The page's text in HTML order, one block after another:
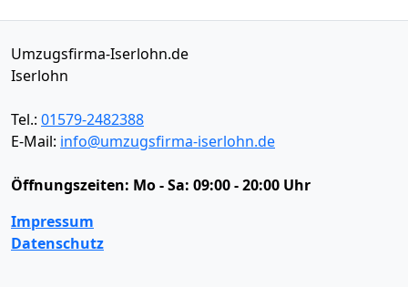
Umzugsfirma-Iserlohn.de
Iserlohn
Tel.: 01579-2482388
E-Mail: info@umzugsfirma-iserlohn.de
Öffnungszeiten: Mo - Sa: 09:00 - 20:00 Uhr
Impressum
Datenschutz